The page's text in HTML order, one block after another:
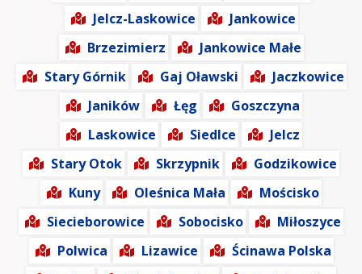
Jelcz-Laskowice
Jankowice
Brzezimierz
Jankowice Małe
Stary Górnik
Gaj Oławski
Jaczkowice
Janików
Łęg
Goszczyna
Laskowice
Siedlce
Jelcz
Stary Otok
Skrzypnik
Godzikowice
Kuny
Oleśnica Mała
Mościsko
Siecieborowice
Sobocisko
Miłoszyce
Polwica
Lizawice
Ścinawa Polska